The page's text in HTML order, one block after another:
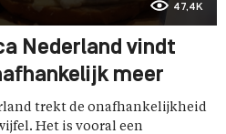
47,4K
Nederland vindt
meer
trekt de onafhankelijkheid
Het is vooral een